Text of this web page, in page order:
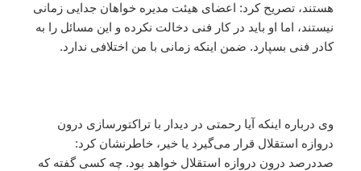
هستند، تصریح کرد: اعضای هیئت مدیره خواهان جدایی زمانی
نیستند، اما او باید در کار فنی دخالت نکرده و این مسائل را به
کادر فنی بسپارد. ضمن اینکه زمانی با من اختلافی ندارد.
وی درباره اینکه آیا رحمتی در دیدار با تراکتورسازی درون
دروازه استقلال قرار می‌گیرد یا خیر، خاطرنشان کرد:
صددرصد درون دروازه استقلال خواهد بود. چه کسی گفته که